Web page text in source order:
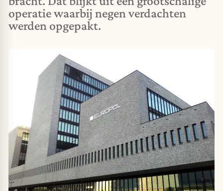
operatie waarbij negen verdachten
werden opgepakt.